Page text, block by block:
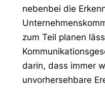
nebenbei die
zum Teil planen
darin, dass immer
unvorhersehbare